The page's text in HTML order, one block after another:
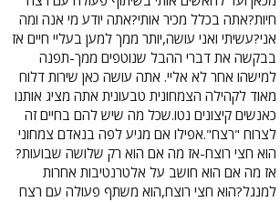
חיות?אתה בכלל מכיר אותי?אתה יודע מי אנה ומה
אני?עשיתי ואני עושה,יותר ממך למען בעליי חיים אז
בבקשה את דברי ההבל שנוטפים ממך-תפנה
למישהו אחר לא אליי. אתה עושה כאן שירות דלוח
מאוד לקהילה הצמחונית טבעונית אתה מציג אותנו
כאנשים קיצונים נטו.שכל מה שיש להם בחיים זה
לצרוח "רצח".אפילו אם מגיע לפה בנאדם צמחוני
הוא חצי רוצח-אז מה אם הוא רק שלושה שבועות?
אז מה אם הוא חושב על אלטרנטיבות אחרות
למנגל?הוא חצי רוצח,הוא משתף פעולה עם רצח